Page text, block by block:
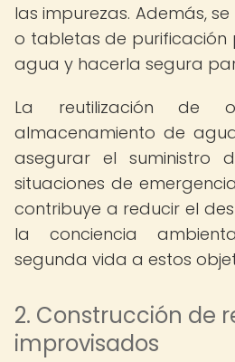
las impurezas. Además,
o tabletas de purificación
agua y hacerla segura
La reutilización de
almacenamiento de
asegurar el suministro
situaciones de
contribuye a reducir el
la conciencia
segunda vida a estos
2. Construcción de
improvisados